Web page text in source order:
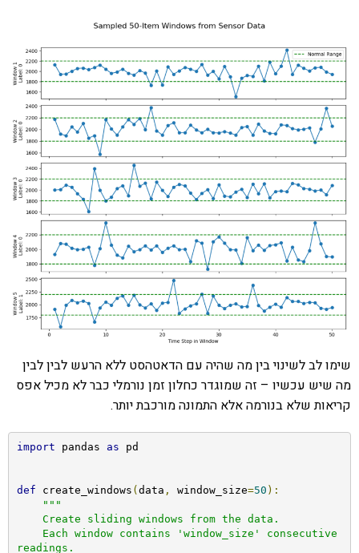
שימו לב לשינוי בין מה שהיה עם הדאטהסט ללא הרעש לבין לבין
מה שיש עכשיו – זה שמוגדר כחלון זמן נורמלי כבר לא מכיל אפס
קריאות שלא בנורמה אלא התמונה מורכבת יותר.
import pandas as pd
def create_windows ( data , window_size=50 ):
"""
readings.